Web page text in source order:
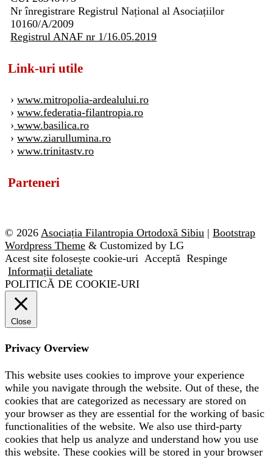
Nr înregistrare Registrul Național al Asociațiilor
10160/A/2009
Registrul ANAF nr 1/16.05.2019
Link-uri utile
› www.mitropolia-ardealului.ro
› www.federatia-filantropia.ro
› www.basilica.ro
› www.ziarullumina.ro
› www.trinitastv.ro
Parteneri
© 2026 Asociația Filantropia Ortodoxă Sibiu | Bootstrap
Wordpress Theme & Customized by LG
Acest site folosește cookie-uri Acceptă Respinge
Informații detaliate
POLITICĂ DE COOKIE-URI
Close
Privacy Overview
This website uses cookies to improve your experience
while you navigate through the website. Out of these, the
cookies that are categorized as necessary are stored on
your browser as they are essential for the working of basic
functionalities of the website. We also use third-party
cookies that help us analyze and understand how you use
this website. These cookies will be stored in your browser